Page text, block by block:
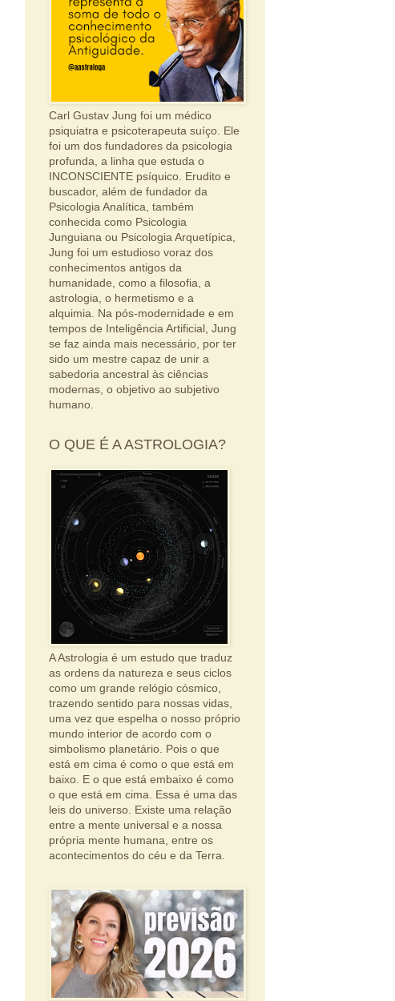
Carl Gustav Jung foi um médico
psiquiatra e psicoterapeuta suíço. Ele
foi um dos fundadores da psicologia
profunda, a linha que estuda o
INCONSCIENTE psíquico. Erudito e
buscador, além de fundador da
Psicologia Analítica, também
conhecida como Psicologia
Junguiana ou Psicologia Arquetípica,
Jung foi um estudioso voraz dos
conhecimentos antigos da
humanidade, como a filosofia, a
astrologia, o hermetismo e a
alquimia. Na pós-modernidade e em
tempos de Inteligência Artificial, Jung
se faz ainda mais necessário, por ter
sido um mestre capaz de unir a
sabedoria ancestral às ciências
modernas, o objetivo ao subjetivo
humano.
O QUE É A ASTROLOGIA?
A Astrologia é um estudo que traduz
as ordens da natureza e seus ciclos
como um grande relógio cósmico,
trazendo sentido para nossas vidas,
uma vez que espelha o nosso próprio
mundo interior de acordo com o
simbolismo planetário. Pois o que
está em cima é como o que está em
baixo. E o que está embaixo é como
o que está em cima. Essa é uma das
leis do universo. Existe uma relação
entre a mente universal e a nossa
própria mente humana, entre os
acontecimentos do céu e da Terra.